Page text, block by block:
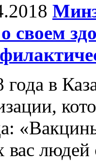
своем
в
людей